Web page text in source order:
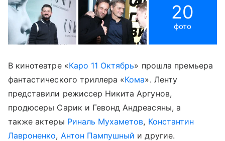
20
фото
В кинотеатре «Каро 11 Октябрь» прошла премьера
фантастического триллера «Кома». Ленту
представили режиссер Никита Аргунов,
продюсеры Сарик и Гевонд Андреасяны, а
также актеры Риналь Мухаметов, Константин
Лавроненко, Антон Пампушный и другие.